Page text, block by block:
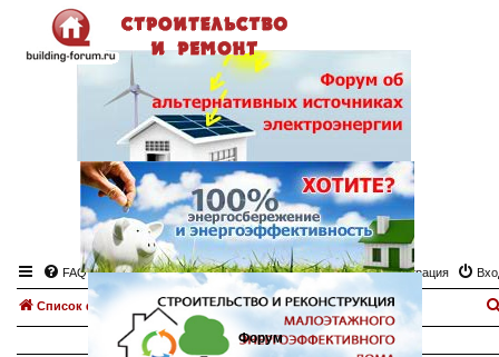
FAQ Регистрация
Список форумов Фундамент, закладка фундамента
Форум